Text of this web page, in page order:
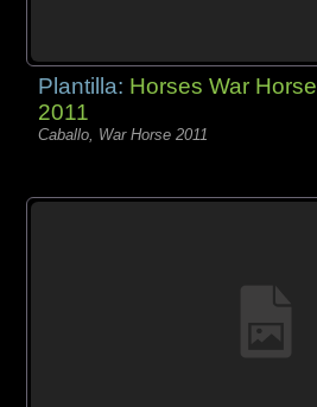
Plantilla: Horses War Horse
2011
Caballo, War Horse 2011